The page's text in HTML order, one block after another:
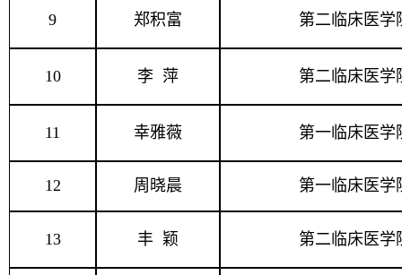
9 郑积富 第二临床医学
10 李 萍 第二临床医学
11 幸雅薇 第一临床医学
12 周晓晨 第一临床医学
13 丰 颖 第二临床医学